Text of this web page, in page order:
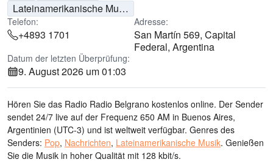
Lateinamerikanische Musik
Telefon:
+4893 1701
Adresse:
San Martín 569, Capital
Federal, Argentina
Datum der letzten Überprüfung:
9. August 2026 um 01:03
Hören Sie das Radio Radio Belgrano kostenlos online. Der Sender
sendet 24/7 live auf der Frequenz 650 AM in Buenos Aires,
Argentinien (UTC-3) und ist weltweit verfügbar. Genres des
Senders: Pop, Nachrichten, Lateinamerikanische Musik. Genießen
Sie die Musik in hoher Qualität mit 128 kbit/s.